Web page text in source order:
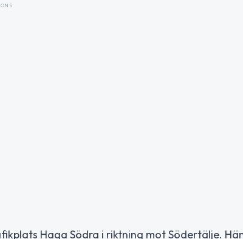
Haga Södra i riktning mot Södertälje.